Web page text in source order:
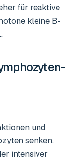
für reaktive
kleine B-
und
senken.
intensiver